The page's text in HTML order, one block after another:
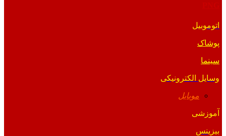
اتوموبیل
پوشاک
سینما
وسایل الکترونیکی
موبایل
آموزشی
بیزینس